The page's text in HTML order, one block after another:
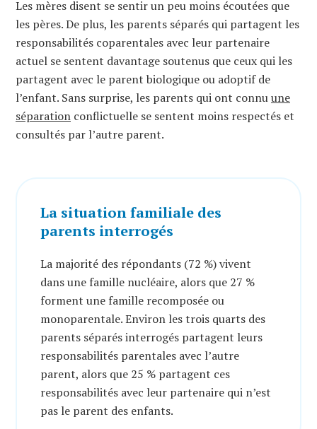
Les mères disent se sentir un peu moins écoutées que
les pères. De plus, les parents séparés qui partagent les
responsabilités coparentales avec leur partenaire
actuel se sentent davantage soutenus que ceux qui les
partagent avec le parent biologique ou adoptif de
l’enfant. Sans surprise, les parents qui ont connuune
séparation conflictuelle se sentent moins respectés et
consultés par l’autre parent.
La situation familiale des
parents interrogés
La majorité des répondants (72 %) vivent
dans une famille nucléaire, alors que 27 %
forment une famille recomposée ou
monoparentale. Environ les trois quarts des
parents séparés interrogés partagent leurs
responsabilités parentales avec l’autre
parent, alors que 25 % partagent ces
responsabilités avec leur partenaire qui n’est
pas le parent des enfants.